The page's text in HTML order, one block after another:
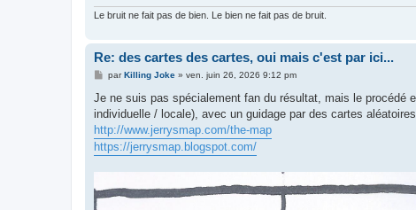
Le bruit ne fait pas de bien. Le bien ne fait pas de bruit.
Re: des cartes des cartes, oui mais c'est par ici...
M
s
a
g
e
parKilling Joke» ven. juin 26, 2026 9:12 pm
Je ne suis pas spécialement fan du résultat, mais le procédé
individuelle / locale), avec un guidage par des cartes
http://www.jerrysmap.com/the-map
https://jerrysmap.blogspot.com/